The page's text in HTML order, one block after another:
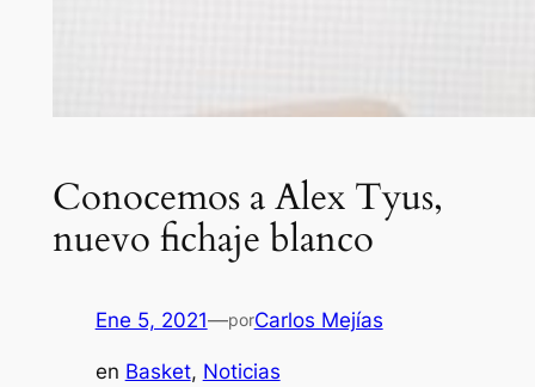
Conocemos a Alex Tyus,
nuevo fichaje blanco
Ene 5, 2021—porCarlos Mejías
en Basket, Noticias